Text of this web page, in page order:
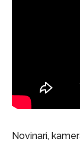
Novinari,